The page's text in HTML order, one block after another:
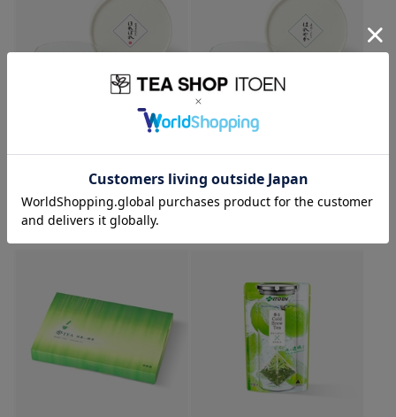
ほれぼれ(紙缶入り)
Ocha SURU？シンプル3点セット＋
はれやか(紙缶入り)